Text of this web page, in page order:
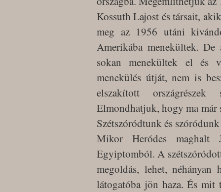
Kossuth Lajost és társait,
meg az 1956 utáni
Amerikába menekültek. De
sokan menekültek el és
menekülés útját, nem is
elszakított
Elmondhatjuk, hogy ma
Szétszóródtunk és
Mikor Heródes maghalt
Egyiptomból. A
megoldás, lehet, néhányan
látogatóba jön haza. És mit